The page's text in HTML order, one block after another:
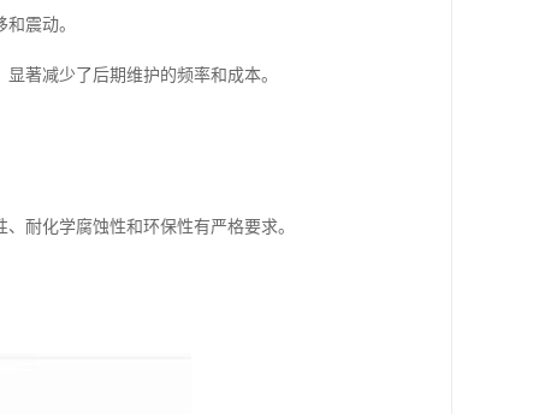
震动。
著减少了后期维护的频率和成本。
耐化学腐蚀性和环保性有严格要求。